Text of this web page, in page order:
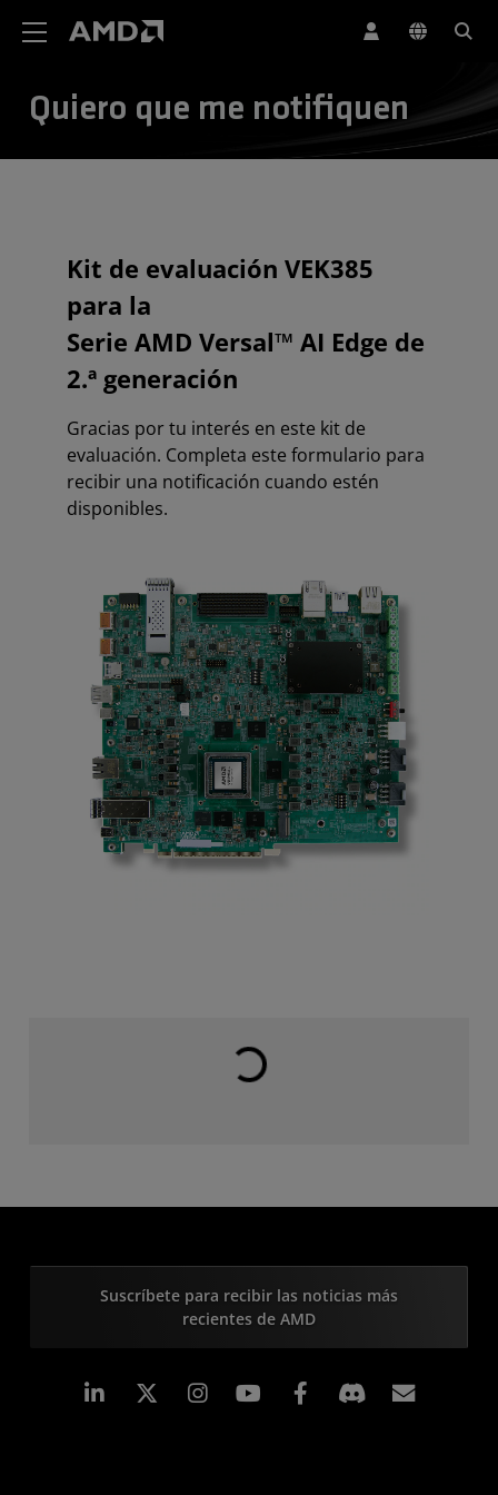
Quiero que me notifiquen
Kit de evaluación VEK385
para la
Serie AMD Versal™ AI Edge de
2.ª generación
Gracias por tu interés en este kit de
evaluación. Completa este formulario para
recibir una notificación cuando estén
disponibles.
Cargando...
Suscríbete para recibir las noticias más
recientes de AMD
LinkedIn Instagram Facebook